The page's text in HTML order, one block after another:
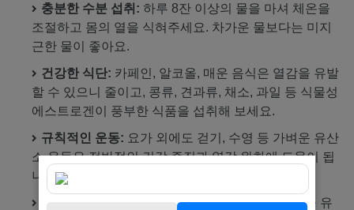
충분한 수분 섭취: 하루 8잔 이상의 물을 마셔 체온을
조절하고 몸의 열을 식혀주세요. 차가운 물보다는 미지
근한 물이 좋아요.
건강한 식단: 카페인, 알코올, 매운 음식은 열감을 유발
할 수 있으니 줄이고, 콩류, 견과류, 채소, 과일 등 식물성
에스트로겐이 풍부한 식품을 섭취해 보세요.
규칙적인 운동: 요가 외에도 걷기, 수영 등 가벼운 유산
소 운동은 전반적인 건강 증진과 열감 완화에 도움이 됩
니다.
규칙적인 수면 습관은 호르몬 균형을 유